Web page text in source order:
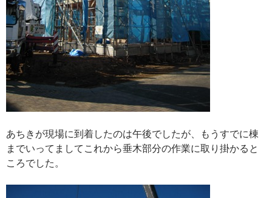
あちきが現場に到着したのは午後でしたが、もうすでに棟
までいってましてこれから垂木部分の作業に取り掛かると
ころでした。